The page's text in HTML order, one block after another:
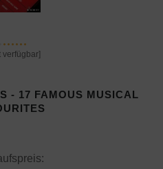
verfügbar]
- 17 FAMOUS MUSICAL